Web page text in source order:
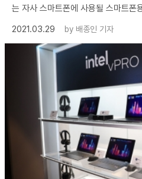
는 자사 스마트폰에 사용될 스마트폰
2021.03.29
by 배종인 기자